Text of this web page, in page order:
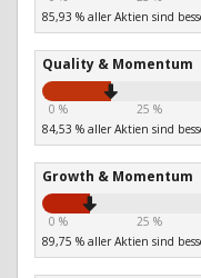
85,93 % aller Aktien sind
Quality & Momentum
0 % 25 %
84,53 % aller Aktien sind
Growth & Momentum
0 % 25 %
89,75 % aller Aktien sind